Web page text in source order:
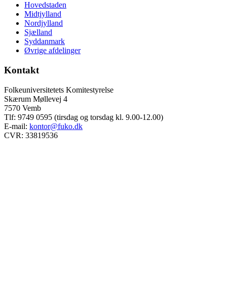
Hovedstaden
Midtjylland
Nordjylland
Sjælland
Syddanmark
Øvrige afdelinger
Kontakt
Folkeuniversitetets Komitestyrelse
Skærum Møllevej 4
7570 Vemb
Tlf: 9749 0595 (tirsdag og torsdag kl. 9.00-12.00)
E-mail: kontor@fuko.dk
CVR: 33819536